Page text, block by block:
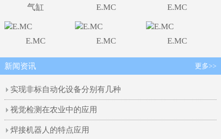
气缸 E.MC E.MC
E.MC E.MC E.MC
新闻资讯 更多>>
实现非标自动化设备分别有几种
视觉检测在农业中的应用
焊接机器人的特点应用